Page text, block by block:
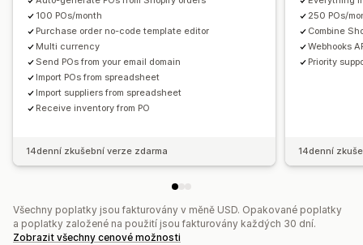
Připomenutí doplnění zásob
Upozornění na nízké zásoby
Upozornění na prahová množství Vlastní výkazy
E-mailová oznámení Analytika
100 POs/month
Purchase order no-code template editor
Multi currency
Send POs from your email domain
Import POs from spreadsheet
Import suppliers from spreadsheet
Receive inventory from PO
14denní zkušební verze zdarma
250 POs/
Combine
Webhooks
Priority
14denní
Všechny poplatky jsou fakturovány v měně USD. Opakované poplatky
a poplatky založené na použití jsou fakturovány každých 30 dní.
Zobrazit všechny cenové možnosti